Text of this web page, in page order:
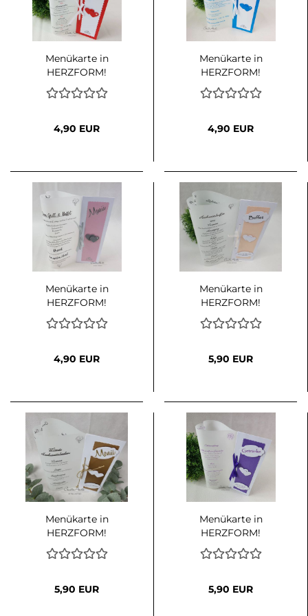
Menükarte in
HERZFORM!
Traumlicht in Rot-Weiß
4,90 EUR
Menükarte in
HERZFORM!
Traumlicht in Türkis-
Weiß
4,90 EUR
Menükarte in
HERZFORM!
Traumlicht in Weiß-
Altrosa-Grau
4,90 EUR
Menükarte in
HERZFORM!
Traumlicht in Weiß-
Apricot
5,90 EUR
Menükarte in
HERZFORM!
Traumlicht in Weiß-
Gold
5,90 EUR
Menükarte in
HERZFORM!
Traumlicht in Weiß-Lila
5,90 EUR